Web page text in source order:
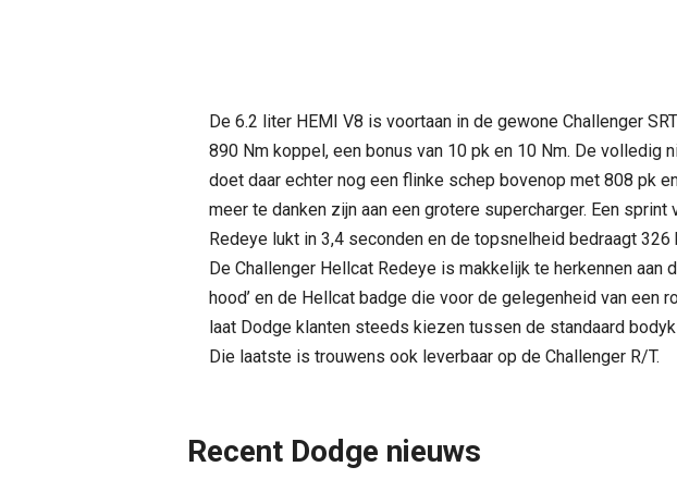
De 6.2 liter HEMI V8 is voortaan in de gewone Challenger
890 Nm koppel, een bonus van 10 pk en 10 Nm. De volledig
doet daar echter nog een flinke schep bovenop met 808 pk
meer te danken zijn aan een grotere supercharger. Een sprint
Redeye lukt in 3,4 seconden en de topsnelheid bedraagt 326
De Challenger Hellcat Redeye is makkelijk te herkennen aan
hood’ en de Hellcat badge die voor de gelegenheid van een
laat Dodge klanten steeds kiezen tussen de standaard
Die laatste is trouwens ook leverbaar op de Challenger R/T.
Recent Dodge nieuws